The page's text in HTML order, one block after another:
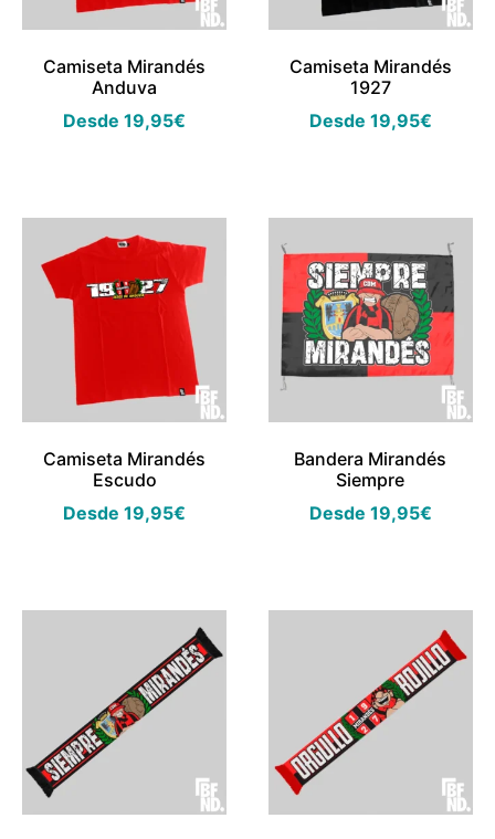
Camiseta Mirandés
Anduva
Desde19,95€
Camiseta Mirandés
1927
Desde 19,95€
Camiseta Mirandés
Escudo
Desde19,95€
Bandera Mirandés
Siempre
Desde 19,95€